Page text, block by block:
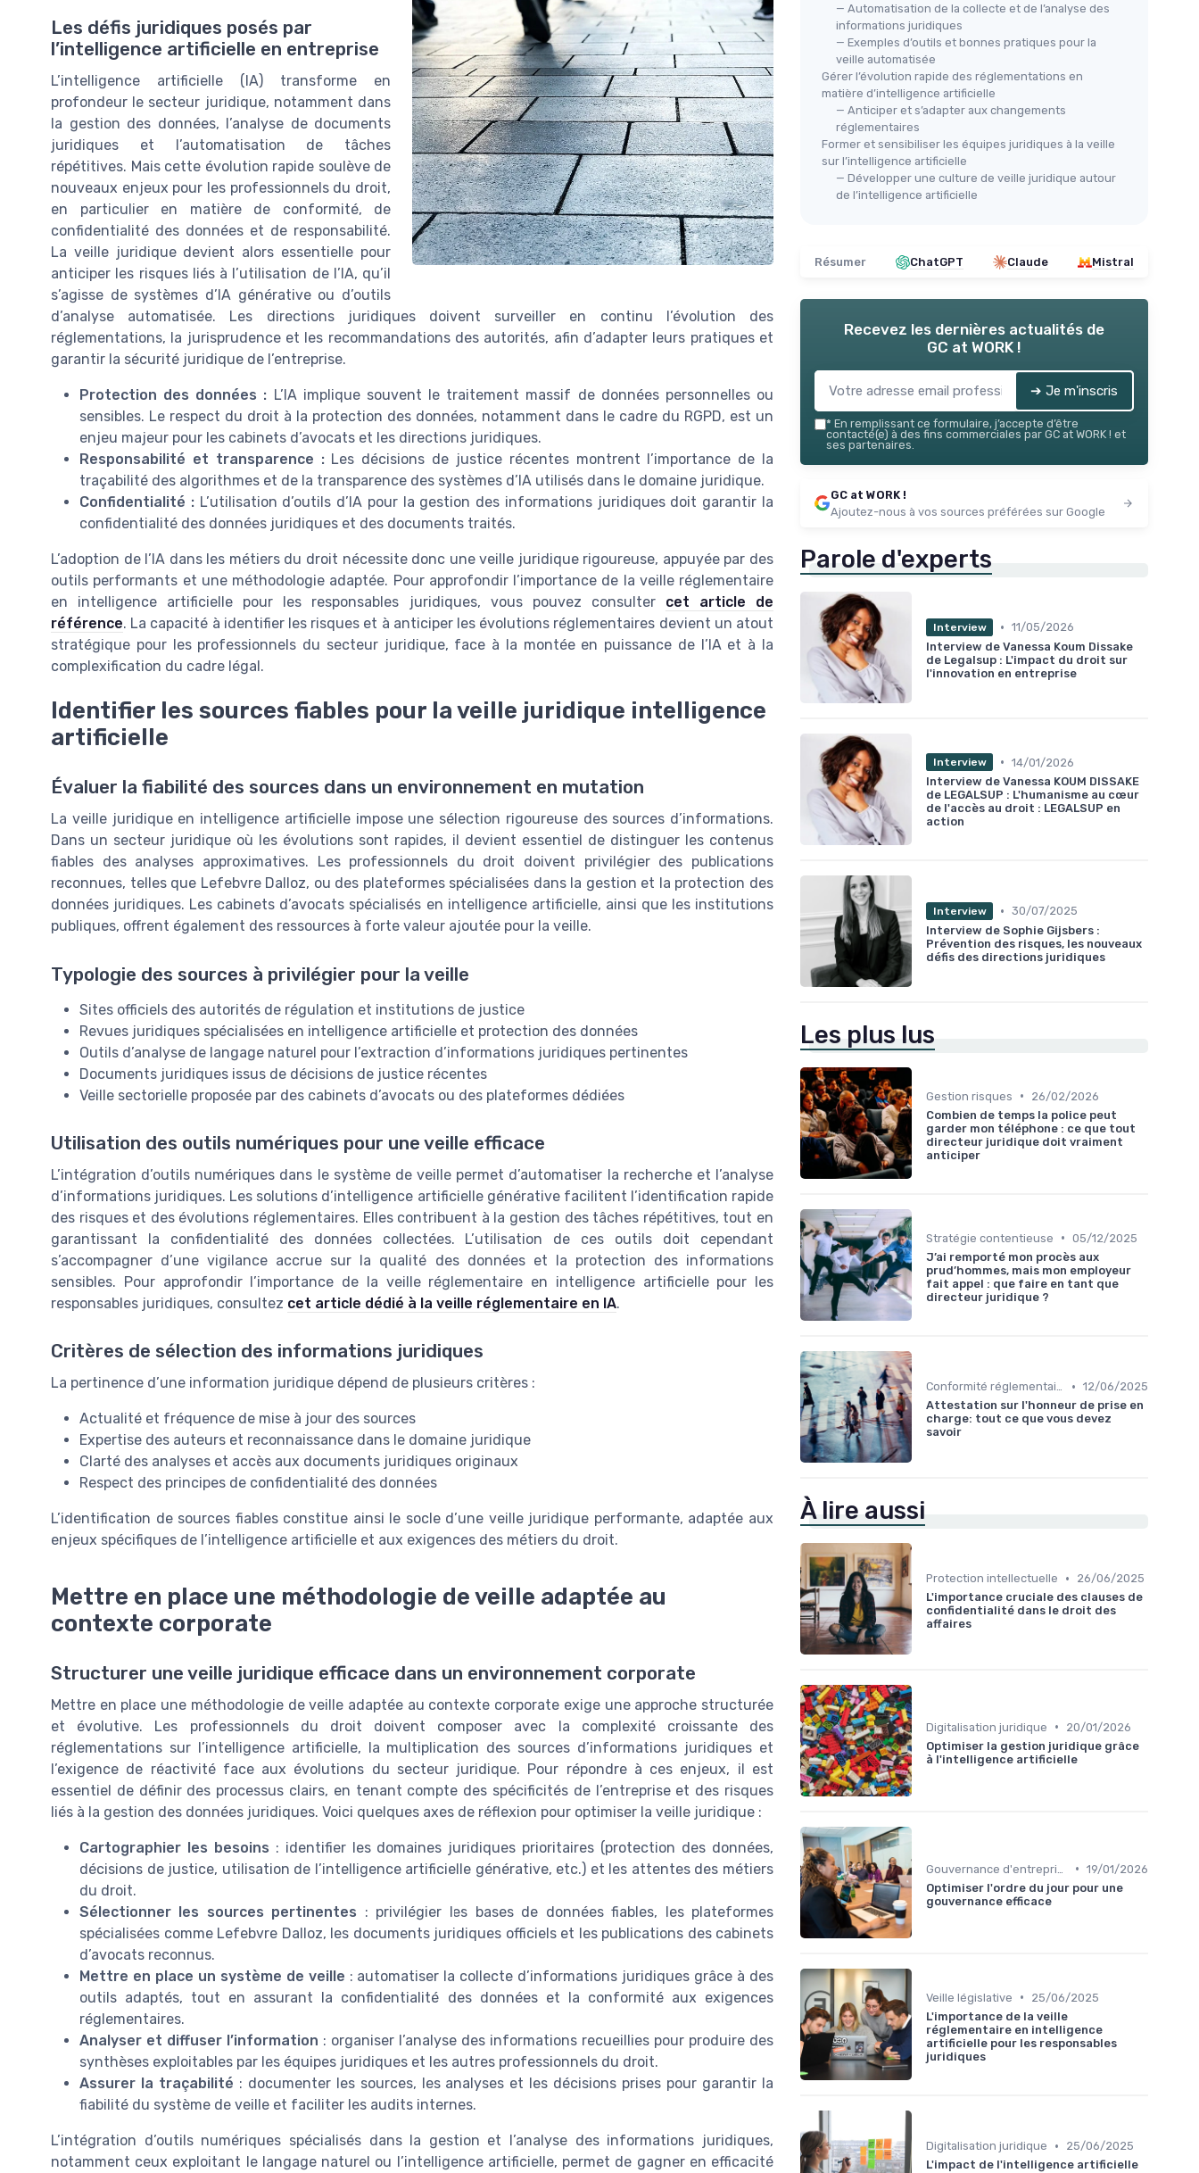
Les défis juridiques posés par
l’intelligence artificielle en entreprise
L’intelligence artificielle (IA) transforme en
profondeur le secteur juridique, notamment dans
la gestion des données, l’analyse de documents
juridiques et l’automatisation de tâches
répétitives. Mais cette évolution rapide soulève de
nouveaux enjeux pour les professionnels du droit,
en particulier en matière de conformité, de
confidentialité des données et de responsabilité.
La veille juridique devient alors essentielle pour
anticiper les risques liés à l’utilisation de l’IA, qu’il
s’agisse de systèmes d’IA générative ou d’outils
d’analyse automatisée. Les directions juridiques doivent surveiller en continu l’évolution des
réglementations, la jurisprudence et les recommandations des autorités, afin d’adapter leurs pratiques et
garantir la sécurité juridique de l’entreprise.
Protection des données : L’IA implique souvent le traitement massif de données personnelles ou
sensibles. Le respect du droit à la protection des données, notamment dans le cadre du RGPD, est un
enjeu majeur pour les cabinets d’avocats et les directions juridiques.
Responsabilité et transparence :Les décisions de justice récentes montrent l’importance de la
traçabilité des algorithmes et de la transparence des systèmes d’IA utilisés dans le domaine juridique.
Confidentialité :L’utilisation d’outils d’IA pour la gestion des informations juridiques doit garantir la
confidentialité des données juridiques et des documents traités.
L’adoption de l’IA dans les métiers du droit nécessite donc une veille juridique rigoureuse, appuyée par des
outils performants et une méthodologie adaptée. Pour approfondir l’importance de la veille réglementaire
en intelligence artificielle pour les responsables juridiques, vous pouvez consulter cet article de
référence. La capacité à identifier les risques et à anticiper les évolutions réglementaires devient un atout
stratégique pour les professionnels du secteur juridique, face à la montée en puissance de l’IA et à la
complexification du cadre légal.
Identifier les sources fiables pour la veille juridique intelligence
artificielle
Évaluer la fiabilité des sources dans un environnement en mutation
La veille juridique en intelligence artificielle impose une sélection rigoureuse des sources d’informations.
Dans un secteur juridique où les évolutions sont rapides, il devient essentiel de distinguer les contenus
fiables des analyses approximatives. Les professionnels du droit doivent privilégier des publications
reconnues, telles que Lefebvre Dalloz, ou des plateformes spécialisées dans la gestion et la protection des
données juridiques. Les cabinets d’avocats spécialisés en intelligence artificielle, ainsi que les institutions
publiques, offrent également des ressources à forte valeur ajoutée pour la veille.
Typologie des sources à privilégier pour la veille
Sites officiels des autorités de régulation et institutions de justice
Revues juridiques spécialisées en intelligence artificielle et protection des données
Outils d’analyse de langage naturel pour l’extraction d’informations juridiques pertinentes
Documents juridiques issus de décisions de justice récentes
Veille sectorielle proposée par des cabinets d’avocats ou des plateformes dédiées
Utilisation des outils numériques pour une veille efficace
L’intégration d’outils numériques dans le système de veille permet d’automatiser la recherche et l’analyse
d’informations juridiques. Les solutions d’intelligence artificielle générative facilitent l’identification rapide
des risques et des évolutions réglementaires. Elles contribuent à la gestion des tâches répétitives, tout en
garantissant la confidentialité des données collectées. L’utilisation de ces outils doit cependant
s’accompagner d’une vigilance accrue sur la qualité des données et la protection des informations
sensibles. Pour approfondir l’importance de la veille réglementaire en intelligence artificielle pour les
responsables juridiques, consultez cet article dédié à la veille réglementaire en IA.
Critères de sélection des informations juridiques
La pertinence d’une information juridique dépend de plusieurs critères :
Actualité et fréquence de mise à jour des sources
Expertise des auteurs et reconnaissance dans le domaine juridique
Clarté des analyses et accès aux documents juridiques originaux
Respect des principes de confidentialité des données
L’identification de sources fiables constitue ainsi le socle d’une veille juridique performante, adaptée aux
enjeux spécifiques de l’intelligence artificielle et aux exigences des métiers du droit.
Mettre en place une méthodologie de veille adaptée au
contexte corporate
Structurer une veille juridique efficace dans un environnement corporate
Mettre en place une méthodologie de veille adaptée au contexte corporate exige une approche structurée
et évolutive. Les professionnels du droit doivent composer avec la complexité croissante des
réglementations sur l’intelligence artificielle, la multiplication des sources d’informations juridiques et
l’exigence de réactivité face aux évolutions du secteur juridique. Pour répondre à ces enjeux, il est
essentiel de définir des processus clairs, en tenant compte des spécificités de l’entreprise et des risques
liés à la gestion des données juridiques. Voici quelques axes de réflexion pour optimiser la veille juridique :
Cartographier les besoins : identifier les domaines juridiques prioritaires (protection des données,
décisions de justice, utilisation de l’intelligence artificielle générative, etc.) et les attentes des métiers
du droit.
Sélectionner les sources pertinentes : privilégier les bases de données fiables, les plateformes
spécialisées comme Lefebvre Dalloz, les documents juridiques officiels et les publications des cabinets
d’avocats reconnus.
Mettre en place un système de veille : automatiser la collecte d’informations juridiques grâce à des
outils adaptés, tout en assurant la confidentialité des données et la conformité aux exigences
réglementaires.
Analyser et diffuser l’information : organiser l’analyse des informations recueillies pour produire des
synthèses exploitables par les équipes juridiques et les autres professionnels du droit.
Assurer la traçabilité : documenter les sources, les analyses et les décisions prises pour garantir la
fiabilité du système de veille et faciliter les audits internes.
L’intégration d’outils numériques spécialisés dans la gestion et l’analyse des informations juridiques,
notamment ceux exploitant le langage naturel ou l’intelligence artificielle, permet de gagner en efficacité
— Automatisation de la collecte et de l’analyse des
informations juridiques
— Exemples d’outils et bonnes pratiques pour la
veille automatisée
Gérer l’évolution rapide des réglementations en
matière d’intelligence artificielle
— Anticiper et s’adapter aux changements
réglementaires
Former et sensibiliser les équipes juridiques à la veille
sur l’intelligence artificielle
— Développer une culture de veille juridique autour
de l’intelligence artificielle
Résumer ChatGPT Claude Mistral
Recevez les dernières actualités de
GC at WORK !
➔ Je m'inscris
* En remplissant ce formulaire, j’accepte d’être
contacté(e) à des fins commerciales par GC at WORK ! et
ses partenaires.
GC at WORK !
Ajoutez-nous à vos sources préférées sur Google
Parole d'experts
Interview • 11/05/2026
Interview de Vanessa Koum Dissake
de Legalsup : L'impact du droit sur
l'innovation en entreprise
Interview • 14/01/2026
Interview de Vanessa KOUM DISSAKE
de LEGALSUP : L'humanisme au cœur
de l'accès au droit : LEGALSUP en
action
Interview • 30/07/2025
Interview de Sophie Gijsbers :
Prévention des risques, les nouveaux
défis des directions juridiques
Les plus lus
Gestion risques •
26/02/2026
Combien de temps la police peut
garder mon téléphone : ce que tout
directeur juridique doit vraiment
anticiper
Stratégie contentieuse • 05/12/2025
J’ai remporté mon procès aux
prud’hommes, mais mon employeur
fait appel : que faire en tant que
directeur juridique ?
Conformité réglementaire • 12/06/2025
Attestation sur l'honneur de prise en
charge: tout ce que vous devez
savoir
À lire aussi
Protection intellectuelle •
26/06/2025
L'importance cruciale des clauses de
confidentialité dans le droit des
affaires
Digitalisation juridique •
20/01/2026
Optimiser la gestion juridique grâce
à l'intelligence artificielle
• 19/01/2026
Optimiser l'ordre du jour pour une
gouvernance efficace
Veille législative •
25/06/2025
L'importance de la veille
réglementaire en intelligence
artificielle pour les responsables
juridiques
Digitalisation juridique •
25/06/2025
L'impact de l'intelligence artificielle